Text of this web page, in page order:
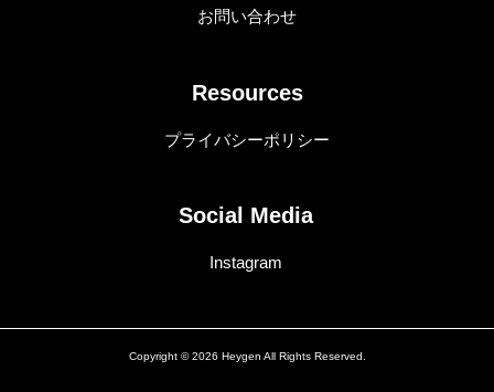
お問い合わせ
Resources
プライバシーポリシー
Social Media
Instagram
Copyright © 2026 Heygen All Rights Reserved.